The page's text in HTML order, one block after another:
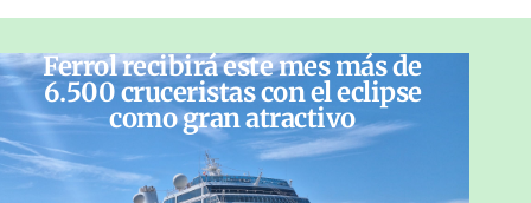
Ferrol recibirá este mes más de
6.500 cruceristas con el eclipse
como gran atractivo